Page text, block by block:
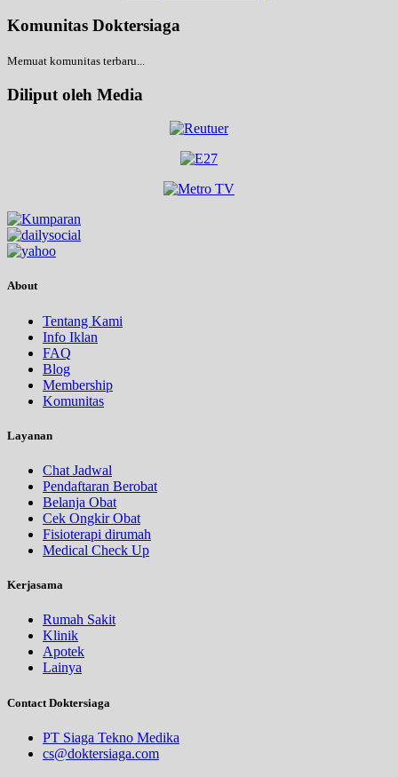
Komunitas Doktersiaga
Memuat komunitas terbaru...
Diliput oleh Media
About
Tentang Kami
Info Iklan
FAQ
Blog
Membership
Komunitas
Layanan
Chat Jadwal
Pendaftaran Berobat
Belanja Obat
Cek Ongkir Obat
Fisioterapi dirumah
Medical Check Up
Kerjasama
Rumah Sakit
Klinik
Apotek
Lainya
Contact Doktersiaga
PT Siaga Tekno Medika
cs@doktersiaga.com